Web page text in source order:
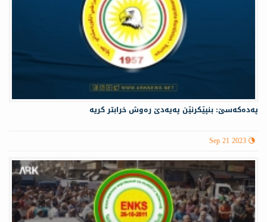
پەدەكەسێ: بنپێكرنێن پەیەدێ رەوش خرابتر كریە
Sep 21 2023